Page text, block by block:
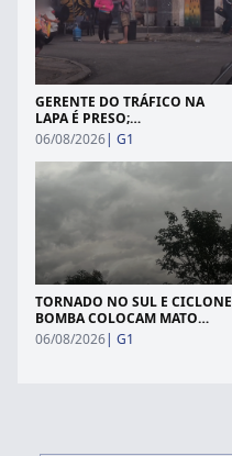
GERENTE DO TRÁFICO NA
LAPA É PRESO;
MONITORAMENTO FLAGRA
VENDA DE DROGAS AO LADO
DE PONTO TURÍSTICO EM
PLENA LUZ DO DIA
06/08/2026| G1
TORNADO NO SUL E CICLONE
BOMBA COLOCAM MATO
GROSSO DO SUL EM ALERTA
PARA TEMPORAIS E VENTANIA
06/08/2026| G1